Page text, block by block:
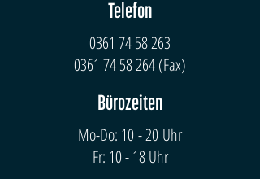
Telefon
0361 74 58 263
0361 74 58 264(Fax)
Bürozeiten
Mo-Do: 10 - 20 Uhr
Fr: 10 - 18 Uhr